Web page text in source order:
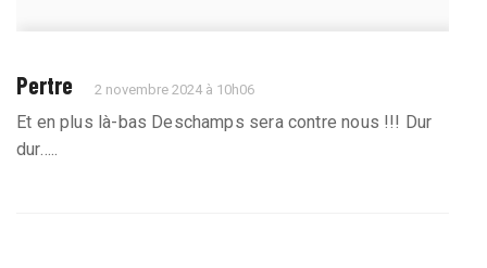
Pertre 2 novembre 2024 à 10h06
Et en plus là-bas Deschamps sera contre nous !!! Dur
dur…..